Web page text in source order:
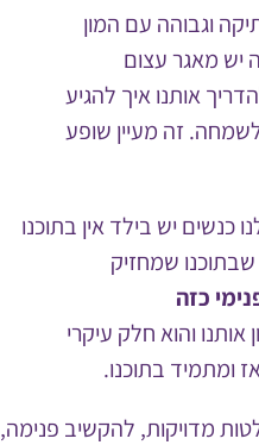
וגבוהה עם המון
יש מאגר עצום
אותנו איך להגיע
זה מעיין שופע
כנשים יש בילד אין בתוכנו
שבתוכנו שמחזיק
אותנו והוא חלק עיקרי
ומתמיד בתוכנו.
מדויקות, להקשיב פנימה,